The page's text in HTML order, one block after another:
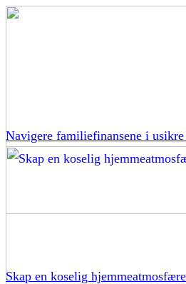
Navigere familiefinansene i
Skap en koselig